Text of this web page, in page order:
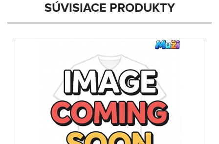
SÚVISIACE PRODUKTY